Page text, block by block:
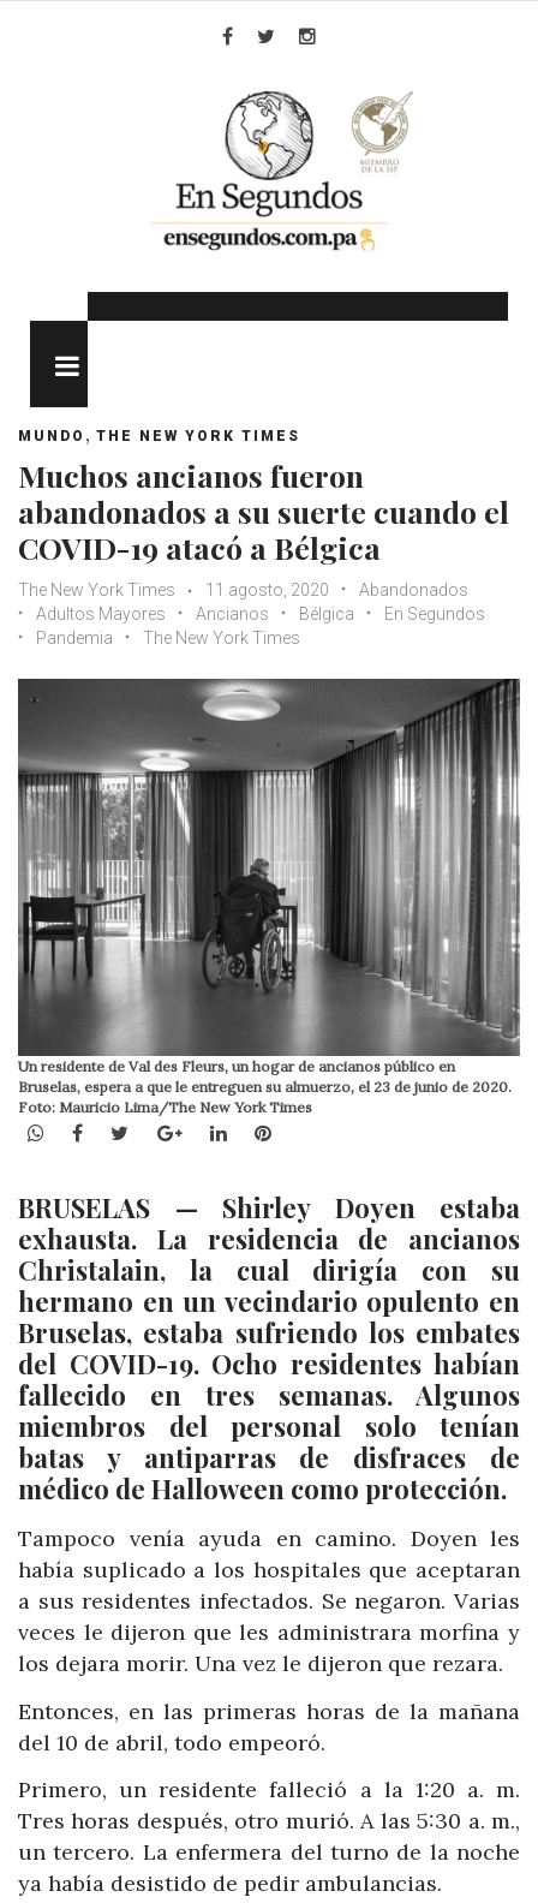
MUNDO , THE NEW YORK TIMES
Muchos ancianos fueron
abandonados a su suerte cuando el
COVID-19 atacó a Bélgica
The New York Times 11 agosto, 2020
Abandonados
Adultos Mayores
Ancianos Bélgica
En Segundos
Pandemia
The New York Times
Un residente de Val des Fleurs, un hogar de ancianos público en
Bruselas, espera a que le entreguen su almuerzo, el 23 de junio de 2020.
Foto: Mauricio Lima/The New York Times
WhatsApp
Facebook
TwitterGoogle+LinkedInPinterest
BRUSELAS — Shirley Doyen estaba
exhausta. La residencia de ancianos
Christalain, la cual dirigía con su
hermano en un vecindario opulento en
Bruselas, estaba sufriendo los embates
del COVID-19. Ocho residentes habían
fallecido en tres semanas. Algunos
miembros del personal solo tenían
batas y antiparras de disfraces de
médico de Halloween como protección.
Tampoco venía ayuda en camino. Doyen les
había suplicado a los hospitales que aceptaran
a sus residentes infectados. Se negaron. Varias
veces le dijeron que les administrara morfina y
los dejara morir. Una vez le dijeron que rezara.
Entonces, en las primeras horas de la mañana
del 10 de abril, todo empeoró.
Primero, un residente falleció a la 1:20 a. m.
Tres horas después, otro murió. A las 5:30 a. m.,
un tercero. La enfermera del turno de la noche
ya había desistido de pedir ambulancias.